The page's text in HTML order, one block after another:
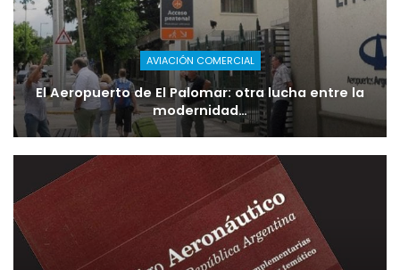
AVIACIÓN COMERCIAL
El Aeropuerto de El Palomar: otra lucha entre la
modernidad…